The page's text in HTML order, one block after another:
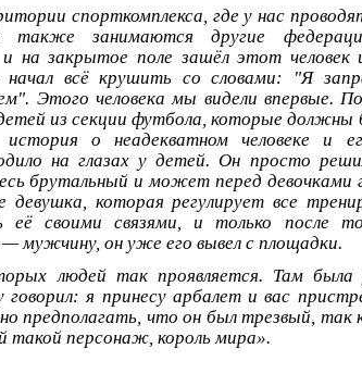
спорткомплекса, где у нас
также занимаются другие
и на закрытое поле зашёл этот человек
всё крушить со словами: "Я
Этого человека мы видели впервые.
из секции футбола, которые должны
о неадекватном человеке и
на глазах у детей. Он просто
брутальный и может перед девочками
которая регулирует все
своими связями, и только после
— мужчину, он уже его вывел с площадки.
людей так проявляется. Там
говорил: я принесу арбалет и вас
предполагать, что он был трезвый, так
персонаж, король мира».